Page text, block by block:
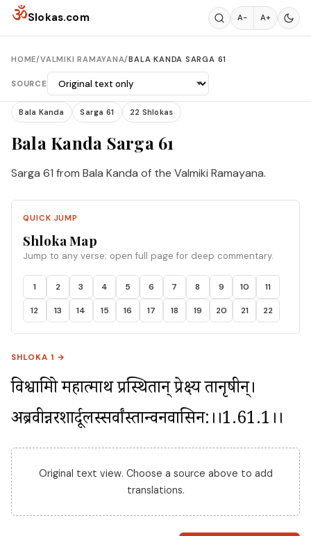
Skip to content
ॐSlokas.com A− A+
HOME/VALMIKI RAMAYANA/BALA KANDA SARGA 61
SOURCE
Bala Kanda Sarga 61 22 Shlokas
Bala Kanda Sarga 61
Sarga 61 from Bala Kanda of the Valmiki Ramayana.
QUICK JUMP
Shloka Map
Jump to any verse; open full page for deep commentary.
1 2 3 4 5 6 7 8 9 10 11
12 13 14 15 16 17 18 19 20 21 22
SHLOKA 1 →
विश्वामित्रो महात्माथ प्रस्थितान् प्रेक्ष्य तानृषीन्।
अब्रवीन्नरशार्दूलस्सर्वांस्तान्वनवासिन:।।1.61.1।।
Original text view. Choose a source above to add
translations.